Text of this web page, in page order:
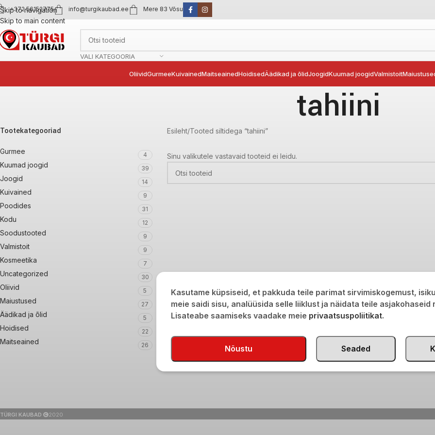
Skip to navigation
Skip to main content
+372 56152775 info@turgikaubad.ee Mere 83 Võsu
VALI KATEGOORIA
OliividGurmeeKuivainedMaitseainedHoidisedÄädikad ja õlidJoogidKuumad joogidValmistoit
tahiini
Tootekategooriad
Gurmee 4
Kuumad joogid 39
Joogid 14
Kuivained 9
Poodides 31
Kodu 12
Soodustooted 9
Valmistoit 9
Kosmeetika 7
Uncategorized 30
Oliivid 5
Maiustused 27
Äädikad ja õlid 5
Hoidised 22
Maitseained 26
Esileht Tooted siltidega “tahiini”
Sinu valikutele vastavaid tooteid ei leidu.
TÜRGI KAUBAD 2020
Kasutame küpsiseid, et pakkuda teile parimat sirvimiskogemust,
meie saidi sisu, analüüsida selle liiklust ja näidata teile asjakohaseid
Lisateabe saamiseks vaadake meie privaatsuspoliitikat.
Nõustu Seaded